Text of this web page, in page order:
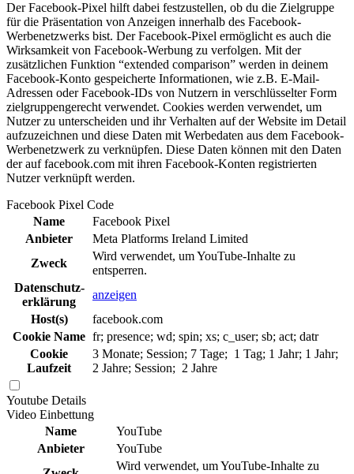
Der Facebook-Pixel hilft dabei festzustellen, ob du die Zielgruppe
für die Präsentation von Anzeigen innerhalb des Facebook-
Werbenetzwerks bist. Der Facebook-Pixel ermöglicht es auch die
Wirksamkeit von Facebook-Werbung zu verfolgen. Mit der
zusätzlichen Funktion “extended comparison” werden in deinem
Facebook-Konto gespeicherte Informationen, wie z.B. E-Mail-
Adressen oder Facebook-IDs von Nutzern in verschlüsselter Form
zielgruppengerecht verwendet. Cookies werden verwendet, um
Nutzer zu unterscheiden und ihr Verhalten auf der Website im Detail
aufzuzeichnen und diese Daten mit Werbedaten aus dem Facebook-
Werbenetzwerk zu verknüpfen. Diese Daten können mit den Daten
der auf facebook.com mit ihren Facebook-Konten registrierten
Nutzer verknüpft werden.
Facebook Pixel Code
Name
Facebook Pixel
Anbieter
Meta Platforms Ireland Limited
Zweck
Wird verwendet, um YouTube-Inhalte zu
entsperren.
Daten­schutz­
erklä­rung
anzeigen
Host(s)
facebook.com
Cookie Name fr; presence; wd; spin; xs; c_user; sb; act; datr
Cookie
Laufzeit
3 Monate; Session; 7 Tage; 1 Tag; 1 Jahr; 1 Jahr;
2 Jahre; Session; 2 Jahre
Youtube Details
Video Einbettung
Name
YouTube
Anbieter
YouTube
Wird verwendet, um YouTube-Inhalte zu